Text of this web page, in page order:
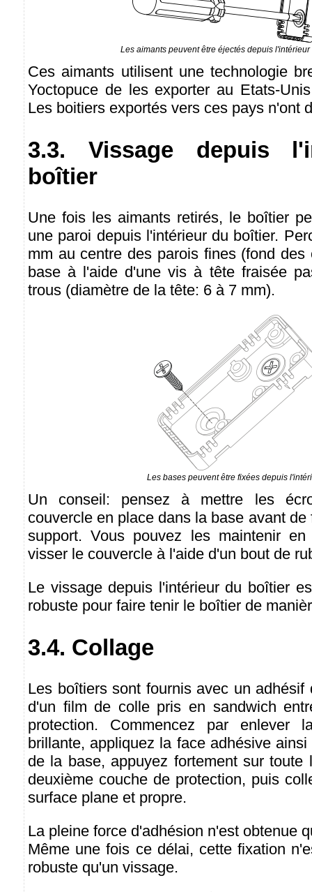
Les aimants peuvent être éjectés depuis l'intérieur
Ces aimants utilisent une technologie
Yoctopuce de les exporter au Etats-
Les boitiers exportés vers ces pays n'ont
3.3. Vissage depuis
boîtier
Une fois les aimants retirés, le boîtier
une paroi depuis l'intérieur du boîtier.
mm au centre des parois fines (fond
base à l'aide d'une vis à tête fraisée
trous (diamètre de la tête: 6 à 7 mm).
Les bases peuvent être fixées depuis
Un conseil: pensez à mettre les
couvercle en place dans la base avant
support. Vous pouvez les maintenir
visser le couvercle à l'aide d'un bout de
Le vissage depuis l'intérieur du boîtier
robuste pour faire tenir le boîtier de
3.4. Collage
Les boîtiers sont fournis avec un adhésif
d'un film de colle pris en sandwich
protection. Commencez par enlever
brillante, appliquez la face adhésive
de la base, appuyez fortement sur toute
deuxième couche de protection, puis
surface plane et propre.
La pleine force d'adhésion n'est obtenue
Même une fois ce délai, cette fixation
robuste qu'un vissage.